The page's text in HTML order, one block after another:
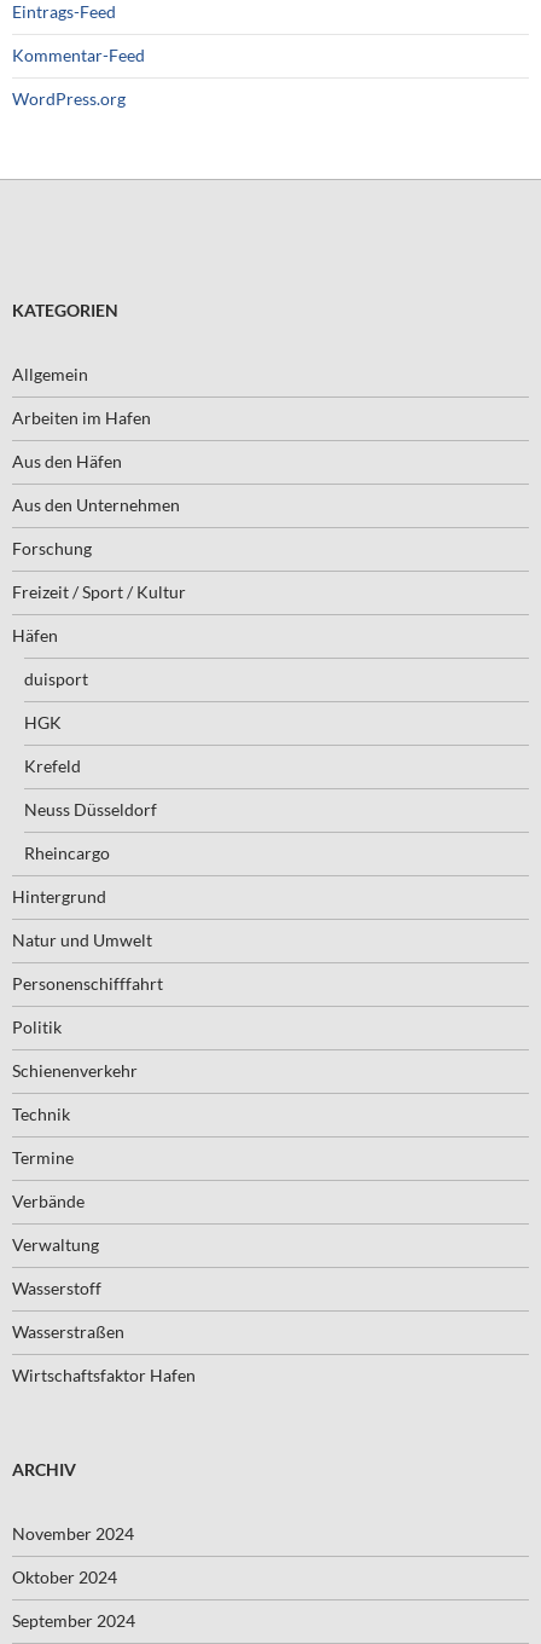
Eintrags-Feed
Kommentar-Feed
WordPress.org
KATEGORIEN
Allgemein
Arbeiten im Hafen
Aus den Häfen
Aus den Unternehmen
Forschung
Freizeit / Sport / Kultur
Häfen
duisport
HGK
Krefeld
Neuss Düsseldorf
Rheincargo
Hintergrund
Natur und Umwelt
Personenschifffahrt
Politik
Schienenverkehr
Technik
Termine
Verbände
Verwaltung
Wasserstoff
Wasserstraßen
Wirtschaftsfaktor Hafen
ARCHIV
November 2024
Oktober 2024
September 2024